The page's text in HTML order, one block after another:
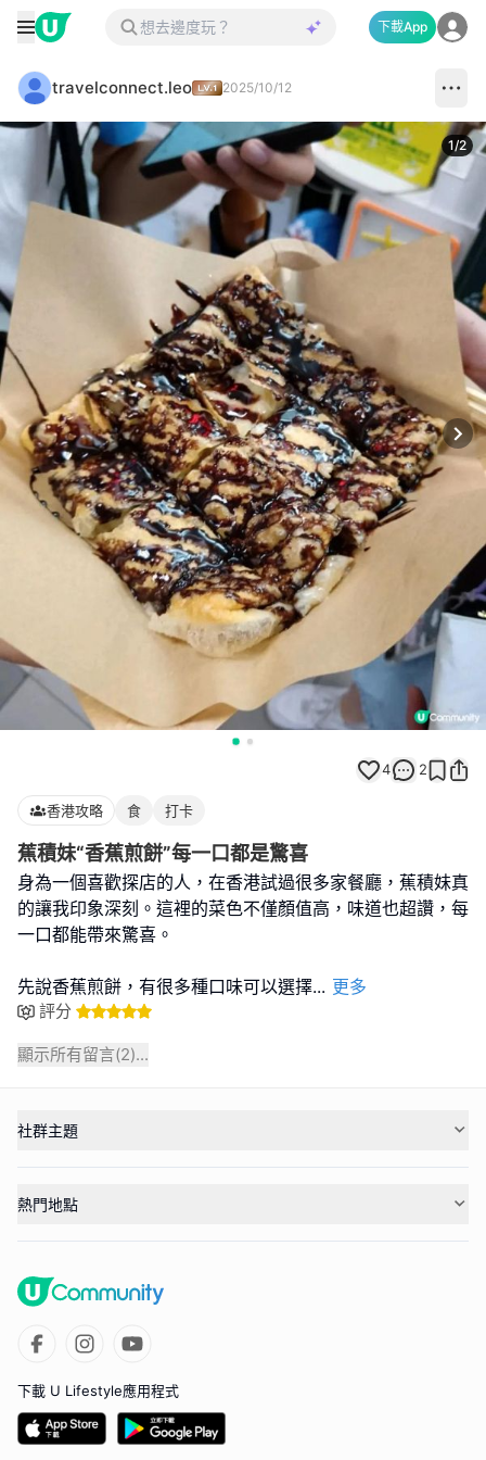
下載App
travelconnect.leo 2025/10/12
1/2
4 2
香港攻略 食 打卡
蕉積妹“香蕉煎餅”每一口都是驚喜
身為一個喜歡探店的人，在香港試過很多家餐廳，蕉積妹真
的讓我印象深刻。這裡的菜色不僅顏值高，味道也超讚，每
一口都能帶來驚喜。
先說香蕉煎餅，有很多種口味可以選擇... 更多
評分
顯示所有留言(2)...
社群主題
熱門地點
下載 U Lifestyle應用程式